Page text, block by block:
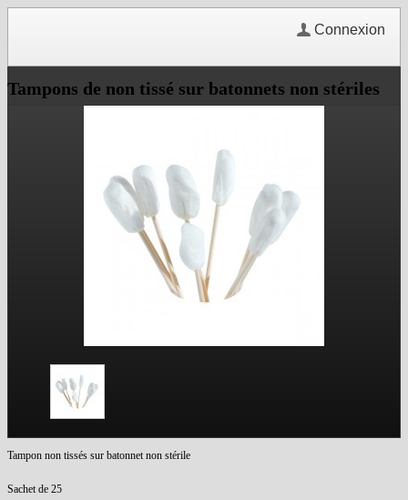
Connexion
Tampons de non tissé sur batonnets non stériles
Tampon non tissés sur batonnet non stérile
Sachet de 25